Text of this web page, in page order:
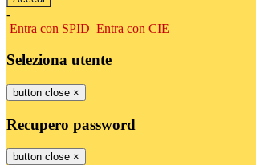
-
Entra con SPID Entra con CIE
Seleziona utente
button close ×
Recupero password
button close ×